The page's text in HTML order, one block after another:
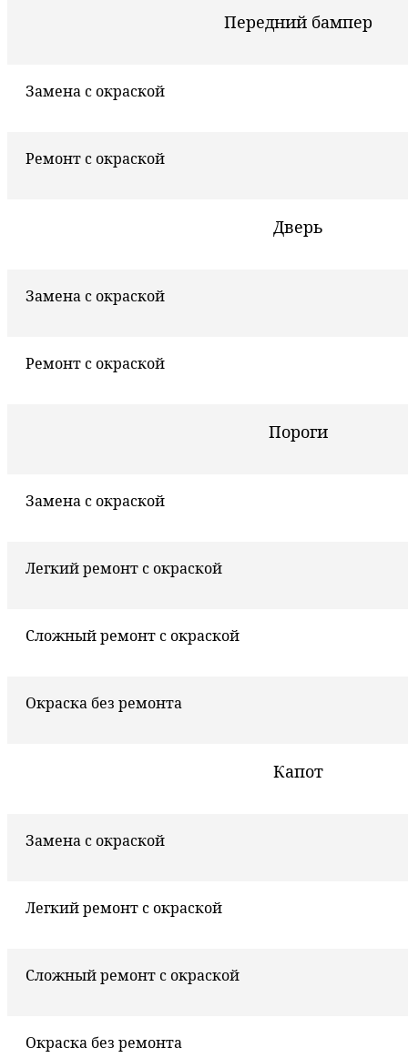
Передний бампер
Замена с окраской
Ремонт с окраской
Дверь
Замена с окраской
Ремонт с окраской
Пороги
Замена с окраской
Легкий ремонт с окраской
Сложный ремонт с окраской
Окраска без ремонта
Капот
Замена с окраской
Легкий ремонт с окраской
Сложный ремонт с окраской
Окраска без ремонта